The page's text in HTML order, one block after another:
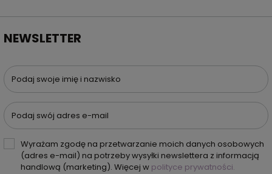
NEWSLETTER
Podaj swoje imię i nazwisko
Podaj swój adres e-mail
Wyrażam zgodę na przetwarzanie moich danych osobowych
(adres e-mail) na potrzeby wysyłki newslettera z informacją
handlową (marketing). Więcej w polityce prywatności.